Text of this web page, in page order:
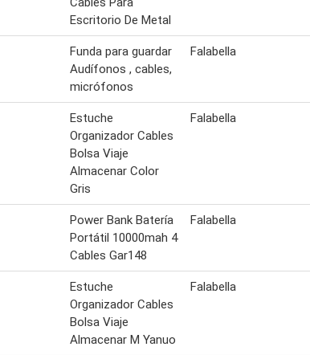
Escritorio De Metal
Funda para guardar
Audífonos , cables,
micrófonos
Falabella
Estuche
Organizador Cables
Bolsa Viaje
Almacenar Color
Gris
Falabella
Power Bank Batería
Portátil 10000mah 4
Cables Gar148
Falabella
Estuche
Organizador Cables
Bolsa Viaje
Almacenar M Yanuo
Falabella